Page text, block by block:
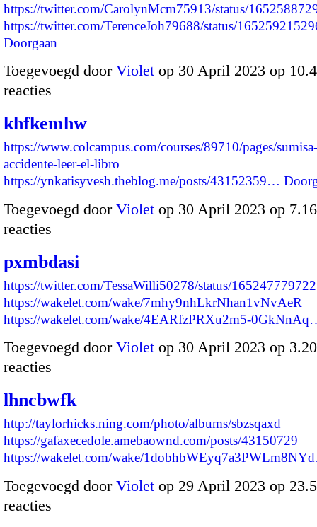
https://twitter.com/CarolynMcm75913/status/
https://twitter.com/TerenceJoh79688/status/
Doorgaan
Toegevoegd door Violet op 30 April 2023 op
reacties
khfkemhw
https://www.colcampus.com/courses/89710/pages/
accidente-leer-el-libro
https://ynkatisyvesh.theblog.me/posts/43152359…
Toegevoegd door Violet op 30 April 2023 op
reacties
pxmbdasi
https://twitter.com/TessaWilli50278/status/
https://wakelet.com/wake/7mhy9nhLkrNhan1vNvAeR
https://wakelet.com/wake/4EARfzPRXu2m5-
Toegevoegd door Violet op 30 April 2023 op
reacties
lhncbwfk
http://taylorhicks.ning.com/photo/albums/sbzsqaxd
https://gafaxecedole.amebaownd.com/posts/43150729
https://wakelet.com/wake/
Toegevoegd door Violet op 29 April 2023 op
reacties